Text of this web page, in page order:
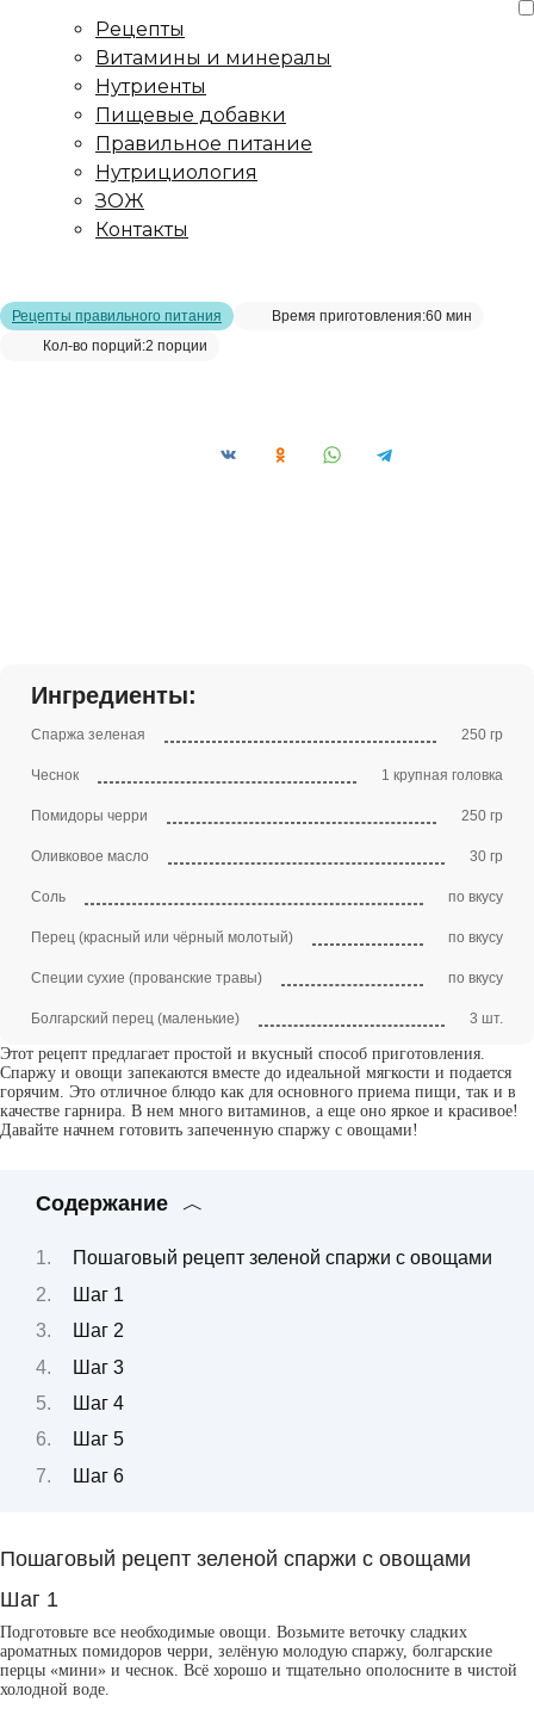
Рецепты
Витамины и минералы
Нутриенты
Пищевые добавки
Правильное питание
Нутрициология
ЗОЖ
Контакты
Рецепты правильного питания Время приготовления:60 мин
Кол-во порций:2 порции
Ингредиенты:
Спаржа зеленая 250 гр
Чеснок 1 крупная головка
Помидоры черри 250 гр
Оливковое масло 30 гр
Соль по вкусу
Перец (красный или чёрный молотый) по вкусу
Специи сухие (прованские травы) по вкусу
Болгарский перец (маленькие) 3 шт.
Этот рецепт предлагает простой и вкусный способ приготовления.
Спаржу и овощи запекаются вместе до идеальной мягкости и подается
горячим. Это отличное блюдо как для основного приема пищи, так и в
качестве гарнира. В нем много витаминов, а еще оно яркое и красивое!
Давайте начнем готовить запеченную спаржу с овощами!
Содержание
Пошаговый рецепт зеленой спаржи с овощами
Шаг 1
Шаг 2
Шаг 3
Шаг 4
Шаг 5
Шаг 6
Пошаговый рецепт зеленой спаржи с овощами
Шаг 1
Подготовьте все необходимые овощи. Возьмите веточку сладких
ароматных помидоров черри, зелёную молодую спаржу, болгарские
перцы «мини» и чеснок. Всё хорошо и тщательно ополосните в чистой
холодной воде.